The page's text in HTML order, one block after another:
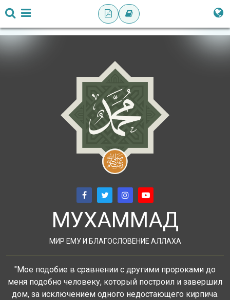
МУХАММАД
МИР ЕМУ И БЛАГОСЛОВЕНИЕ АЛЛАХА
"Мое подобие в сравнении с другими пророками до
меня подобно человеку, который построил и завершил
дом, за исключением одного недостающего кирпича.